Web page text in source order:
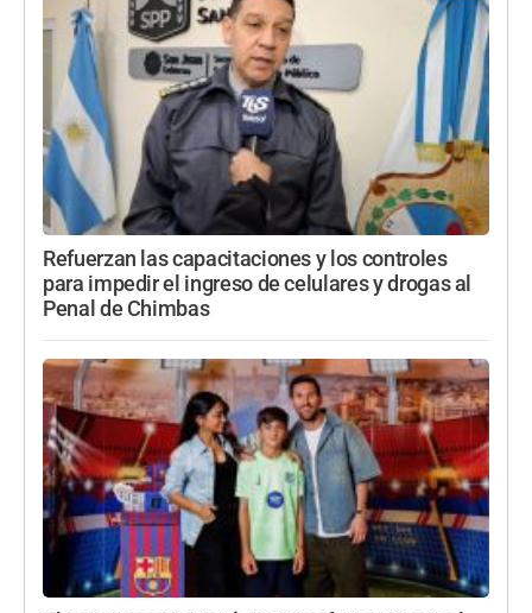
Refuerzan las capacitaciones y los controles
para impedir el ingreso de celulares y drogas al
Penal de Chimbas